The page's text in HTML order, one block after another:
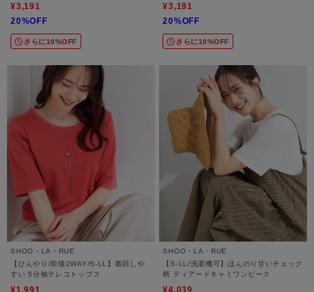
¥3,191
20%OFF
さらに10%OFF
¥3,191
20%OFF
さらに10%OFF
SHOO・LA・RUE
【ひんやり/前後2WAY/S-LL】着回しや
すい 5分袖テレコトップス
¥1,991
SHOO・LA・RUE
【S-LL/洗濯機可】ほんのり甘いチェック
柄 ティアードキャミワンピース
¥4,039